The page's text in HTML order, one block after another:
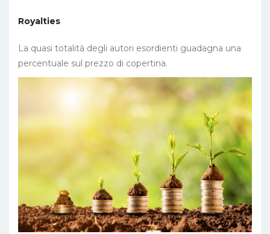
Royalties
La quasi totalità degli autori esordienti guadagna una
percentuale sul prezzo di copertina.